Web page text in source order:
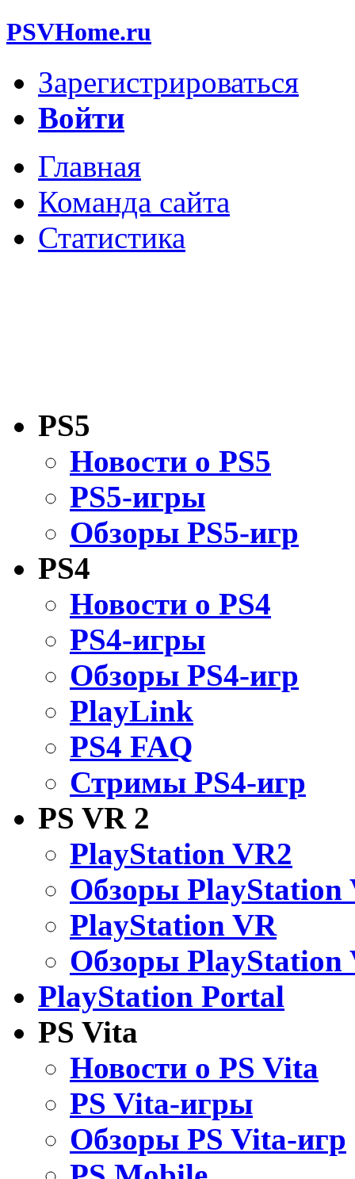
PSVHome.ru
Зарегистрироваться
Войти
Главная
Команда сайта
Статистика
PS5
Новости о PS5
PS5-игры
Обзоры PS5-игр
PS4
Новости о PS4
PS4-игры
Обзоры PS4-игр
PlayLink
PS4 FAQ
Стримы PS4-игр
PS VR 2
PlayStation VR2
Обзоры PlayStation
PlayStation VR
Обзоры PlayStation
PlayStation Portal
PS Vita
Новости о PS Vita
PS Vita-игры
Обзоры PS Vita-игр